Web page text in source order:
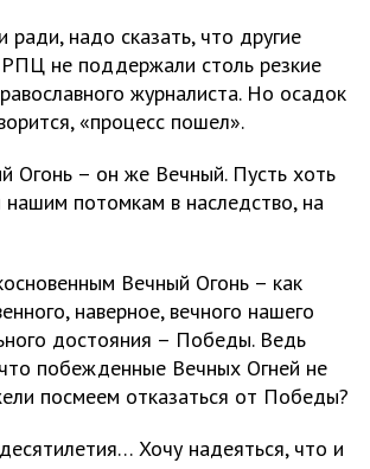
ради, надо сказать, что другие
РПЦ не поддержали столь резкие
журналиста. Но осадок
«процесс пошел».
Огонь – он же Вечный. Пусть хоть
нашим потомкам в наследство, на
Вечный Огонь – как
наверное, вечного нашего
достояния – Победы. Ведь
побежденные Вечных Огней не
посмеем отказаться от Победы?
Хочу надеяться, что и